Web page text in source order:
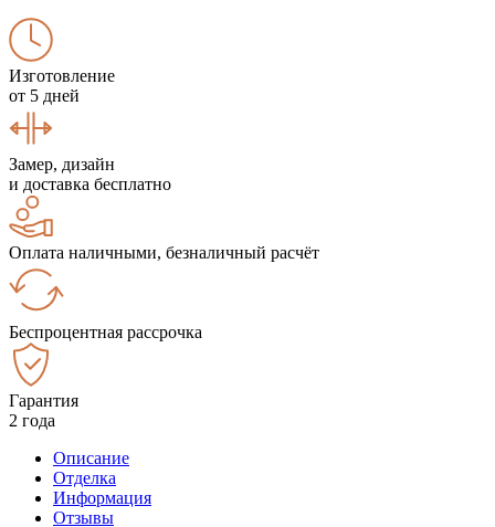
Изготовление
от 5 дней
Замер, дизайн
и доставка бесплатно
Оплата наличными, безналичный расчёт
Беспроцентная рассрочка
Гарантия
2 года
Описание
Отделка
Информация
Отзывы